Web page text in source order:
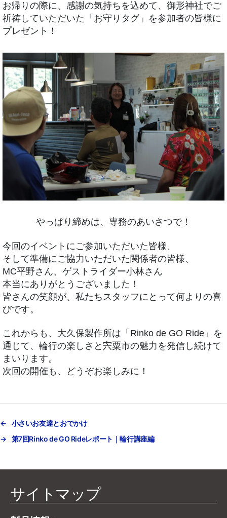
お帰りの際に、感謝の気持ちを込めて、御形神社でご
祈祷していただいた「お守りタグ」を参加者の皆様に
プレゼント！
やっぱり締めは、専務のあいさつで！
今回のイベントにご参加いただいた皆様、
そして準備にご協力いただいた関係者の皆様、
MC平野さん、ゲストライダー小林さん
本当にありがとうございました！
皆さんの笑顔が、私たちスタッフにとって何よりの喜
びです。
これからも、大久保製作所は「Rinko de GO Ride」を
通じて、輪行の楽しさと宍粟市の魅力を発信し続けて
まいります。
次回の開催も、どうぞお楽しみに！
←
小さいお友達とおでかけ
→
第7回Rinko de GO Rideレポート｜輪行講座編
サイトマップ